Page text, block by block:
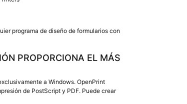
programa de diseño de formularios con
PROPORCIONA EL MÁS
a Windows. OpenPrint
de PostScript y PDF. Puede crear